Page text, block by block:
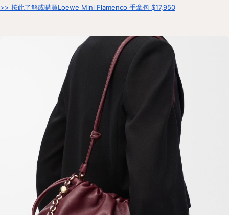
>> 按此了解或購買Loewe Mini Flamenco 手拿包 $17,950